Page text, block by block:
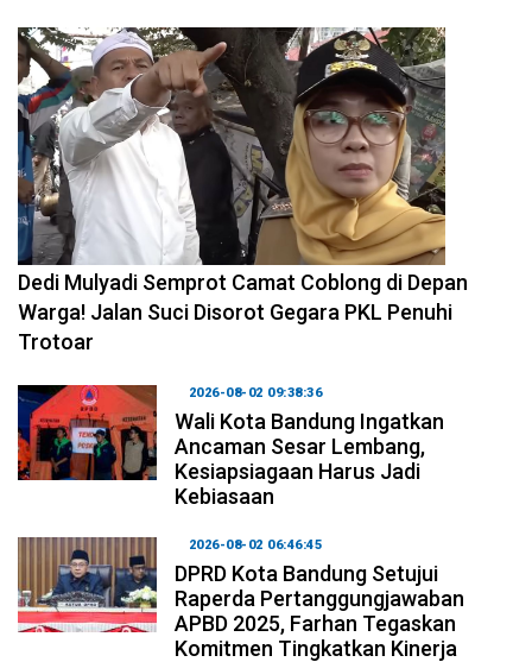
2026-08-04 10:29:06
Dedi Mulyadi Semprot Camat Coblong di Depan
Warga! Jalan Suci Disorot Gegara PKL Penuhi
Trotoar
2026-08-02 09:38:36
Wali Kota Bandung Ingatkan
Ancaman Sesar Lembang,
Kesiapsiagaan Harus Jadi
Kebiasaan
2026-08-02 06:46:45
DPRD Kota Bandung Setujui
Raperda Pertanggungjawaban
APBD 2025, Farhan Tegaskan
Komitmen Tingkatkan Kinerja